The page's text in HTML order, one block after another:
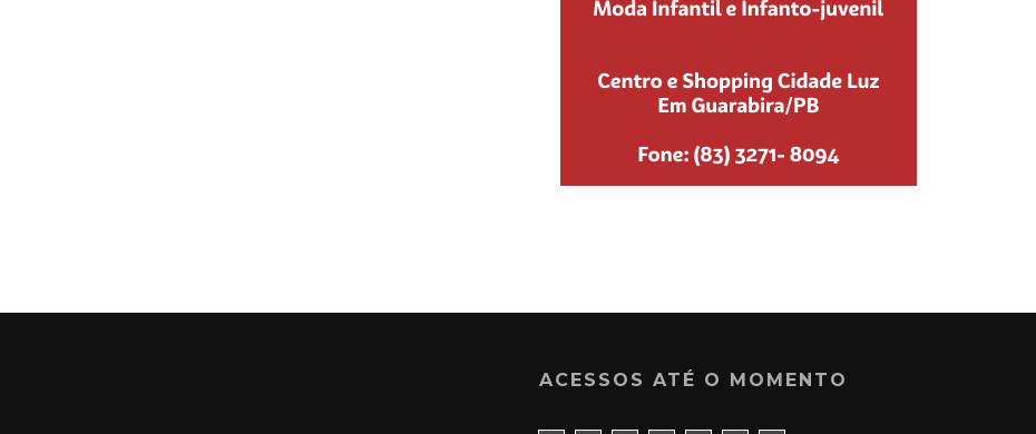
ACESSOS ATÉ O MOMENTO